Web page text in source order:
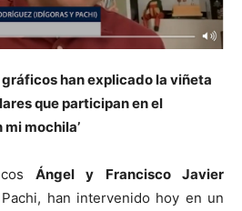
han explicado la viñeta
que participan en el
mi mochila’
Ángel y Francisco Javier
han intervenido hoy en un